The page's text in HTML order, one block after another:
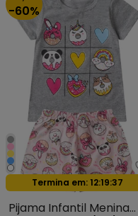
-60%
Oferta relâmpago
Termina em: 12:19:35
Pijama Infantil Menina